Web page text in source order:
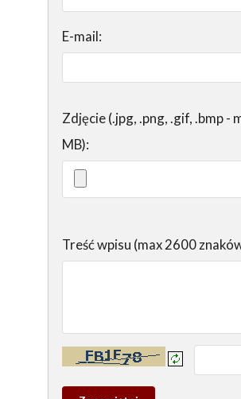
E-mail:
Zdjęcie (.jpg, .png, .gif, .bmp -
MB):
Treść wpisu (max 2600
Kontrola - wprowadź tekst z obrazka: